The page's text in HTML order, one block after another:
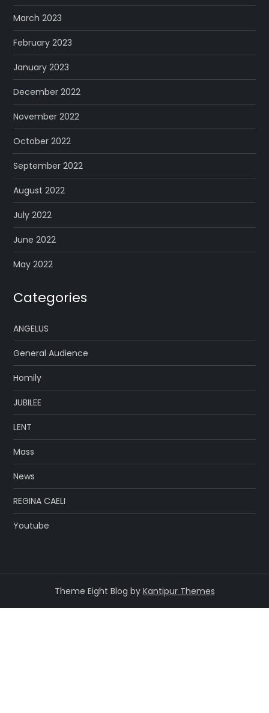
March 2023
February 2023
January 2023
December 2022
November 2022
October 2022
September 2022
August 2022
July 2022
June 2022
May 2022
Categories
ANGELUS
General Audience
Homily
JUBILEE
LENT
Mass
News
REGINA CAELI
Youtube
Theme Eight Blog by Kantipur Themes